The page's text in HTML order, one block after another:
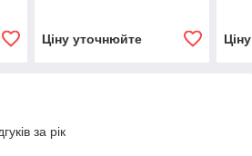
Ціну уточнюйте
за рік